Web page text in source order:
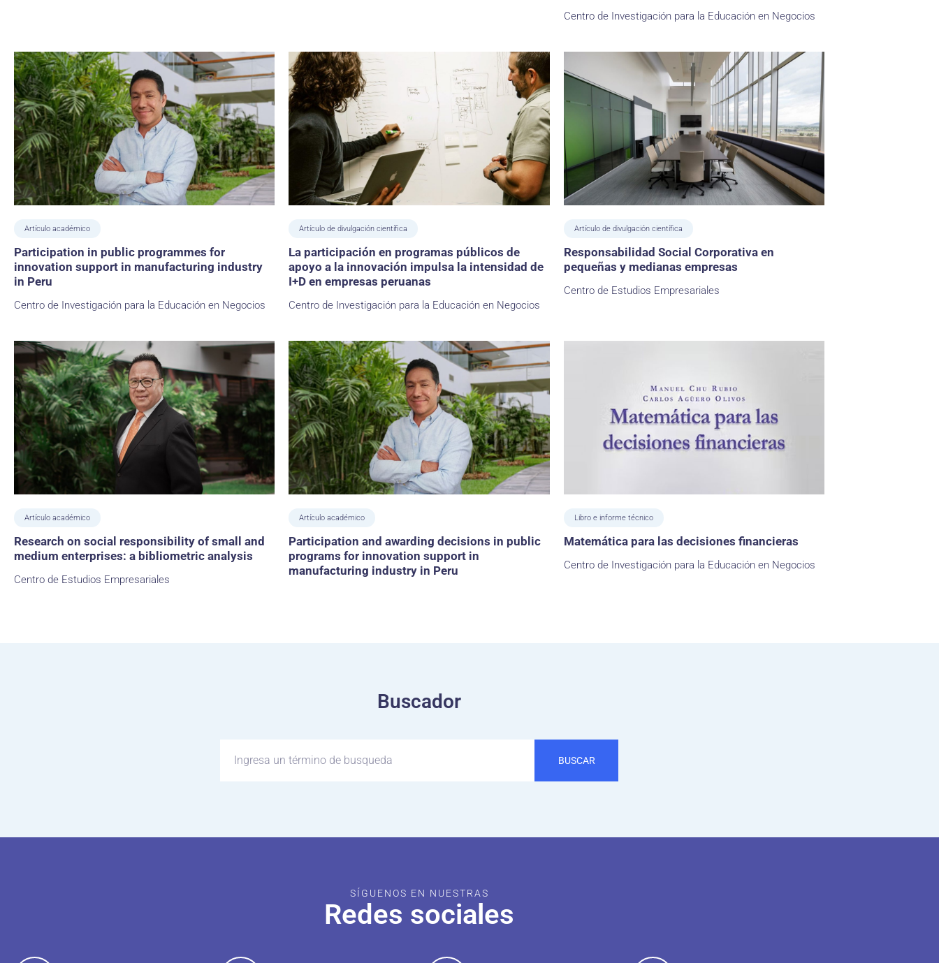
Centro de Investigación para la Educación en Negocios
Artículo académico
Participation in public programmes for
innovation support in manufacturing industry
in Peru
Centro de Investigación para la Educación en Negocios
Artículo de divulgación científica
La participación en programas públicos de
apoyo a la innovación impulsa la intensidad de
I+D en empresas peruanas
Centro de Investigación para la Educación en Negocios
Artículo de divulgación científica
Responsabilidad Social Corporativa en
pequeñas y medianas empresas
Centro de Estudios Empresariales
Artículo académico
Research on social responsibility of small and
medium enterprises: a bibliometric analysis
Centro de Estudios Empresariales
Artículo académico
Participation and awarding decisions in public
programs for innovation support in
manufacturing industry in Peru
Libro e informe técnico
Matemática para las decisiones financieras
Centro de Investigación para la Educación en Negocios
Buscador
BUSCAR
SÍGUENOS EN NUESTRAS
Redes sociales